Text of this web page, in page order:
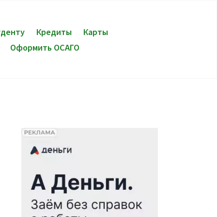
Кредиты
Карты
Оформить ОСАГО